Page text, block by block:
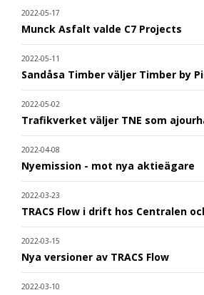
2022-05-17
Munck Asfalt valde C7 Projects
2022-05-11
Sandåsa Timber väljer Timber by
2022-05-02
Trafikverket väljer TNE som
2022-04-08
Nyemission - mot nya aktieägare
2022-03-23
TRACS Flow i drift hos Centralen
2022-03-15
Nya versioner av TRACS Flow
2022-03-10